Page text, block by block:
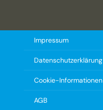
Impressum
Datenschutzerklärung
Cookie-Informationen
AGB